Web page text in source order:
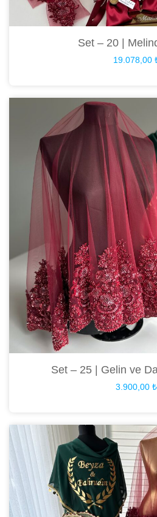
Set – 20 |
19.078,00
Set – 25 | Gelin ve
3.900,00 ₺